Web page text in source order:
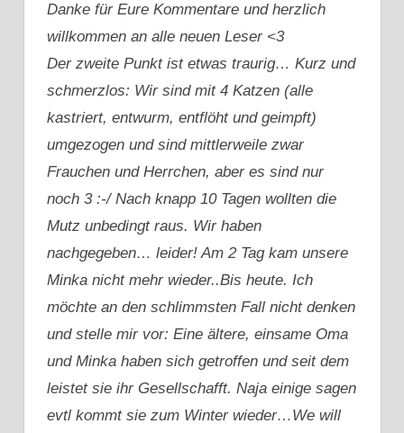
Danke für Eure Kommentare und herzlich
willkommen an alle neuen Leser <3
Der zweite Punkt ist etwas traurig… Kurz und
schmerzlos: Wir sind mit 4 Katzen (alle
kastriert, entwurm, entflöht und geimpft)
umgezogen und sind mittlerweile zwar
Frauchen und Herrchen, aber es sind nur
noch 3 :-/ Nach knapp 10 Tagen wollten die
Mutz unbedingt raus. Wir haben
nachgegeben… leider! Am 2 Tag kam unsere
Minka nicht mehr wieder..Bis heute. Ich
möchte an den schlimmsten Fall nicht denken
und stelle mir vor: Eine ältere, einsame Oma
und Minka haben sich getroffen und seit dem
leistet sie ihr Gesellschafft. Naja einige sagen
evtl kommt sie zum Winter wieder…We will